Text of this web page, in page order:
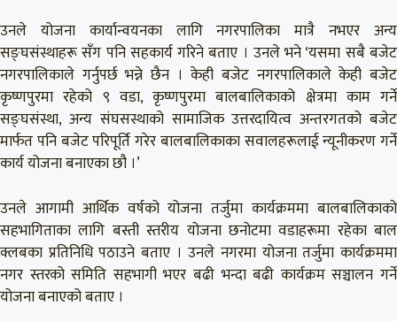
उनले योजना कार्यान्वयनका लागि नगरपालिका मात्रै नभएर अन्य
सङ्घसंस्थाहरू सँग पनि सहकार्य गरिने बताए । उनले भने ‘यसमा सबै बजेट
नगरपालिकाले गर्नुपर्छ भन्ने छैन । केही बजेट नगरपालिकाले केही बजेट
कृष्णपुरमा रहेको ९ वडा, कृष्णपुरमा बालबालिकाको क्षेत्रमा काम गर्ने
सङ्घसंस्था, अन्य संघसस्थाको सामाजिक उत्तरदायित्व अन्तरगतको बजेट
मार्फत पनि बजेट परिपूर्ति गरेर बालबालिकाका सवालहरूलाई न्यूनीकरण गर्ने
कार्य योजना बनाएका छौ ।’
उनले आगामी आर्थिक वर्षको योजना तर्जुमा कार्यक्रममा बालबालिकाको
सहभागिताका लागि बस्ती स्तरीय योजना छनोटमा वडाहरूमा रहेका बाल
क्लबका प्रतिनिधि पठाउने बताए । उनले नगरमा योजना तर्जुमा कार्यक्रममा
नगर स्तरको समिति सहभागी भएर बढी भन्दा बढी कार्यक्रम सञ्चालन गर्ने
योजना बनाएको बताए ।